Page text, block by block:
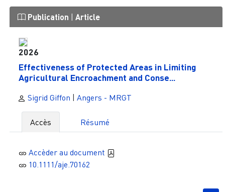
Publication Article
2026
Effectiveness of Protected Areas in Limiting
Agricultural Encroachment and Conse...
Sigrid Giffon Angers - MRGT
Accès Résumé
Accèder au document
10.1111/aje.70162